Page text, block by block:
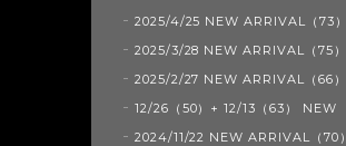
2025/4/25 NEW ARRIVAL（73）
2025/3/28 NEW ARRIVAL（75）
2025/2/27 NEW ARRIVAL（66）
12/26（50）+ 12/13（63） NEW
2024/11/22 NEW ARRIVAL（70）